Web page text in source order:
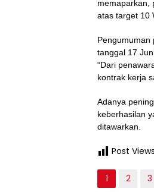
memaparkan,
atas target 10
Pengumuman
tanggal 17
“Dari
kontrak kerja
Adanya
keberhasilan
ditawarkan.
Post
1 2 3